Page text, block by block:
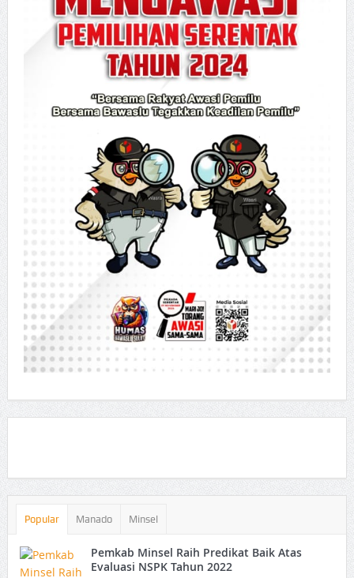
Popular Manado Minsel
Pemkab Minsel Raih Predikat Baik Atas
Evaluasi NSPK Tahun 2022